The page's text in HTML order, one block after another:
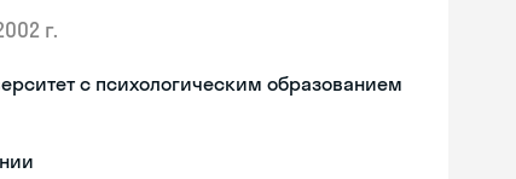
г.
с психологическим образованием